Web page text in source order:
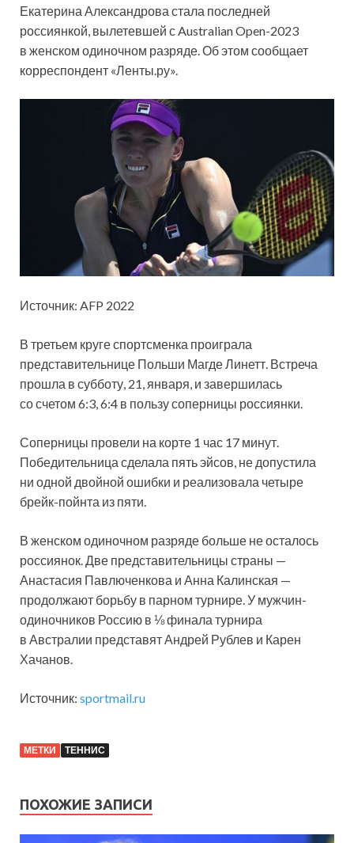
Екатерина Александрова стала последней
россиянкой, вылетевшей с Australian Open-2023
в женском одиночном разряде. Об этом сообщает
корреспондент «Ленты.ру».
Источник: AFP 2022
В третьем круге спортсменка проиграла
представительнице Польши Магде Линетт. Встреча
прошла в субботу, 21, января, и завершилась
со счетом 6:3, 6:4 в пользу соперницы россиянки.
Соперницы провели на корте 1 час 17 минут.
Победительница сделала пять эйсов, не допустила
ни одной двойной ошибки и реализовала четыре
брейк-пойнта из пяти.
В женском одиночном разряде больше не осталось
россиянок. Две представительницы страны —
Анастасия Павлюченкова и Анна Калинская —
продолжают борьбу в парном турнире. У мужчин-
одиночников Россию в ⅛ финала турнира
в Австралии представят Андрей Рублев и Карен
Хачанов.
Источник: sportmail.ru
МЕТКИ ТЕННИС
ПОХОЖИЕ ЗАПИСИ